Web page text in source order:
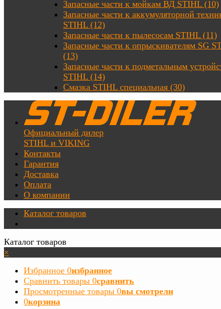
Запасные части к мойкам ВД STIHL (10)
Запасные части к аккумуляторной
STIHL (12)
Запасные части к пылесосам STIHL (11)
Запасные части к опрыскивателям SG
(13)
Запасные части к подметальным
STIHL (14)
Смазка STIHL специальная (30)
Официальный дилер
STIHL и VIKING
Контакты
Гарантия
Доставка
Оплата
О компании
Каталог товаров
Каталог товаров
×
Избранное 0избранное
Сравнить товары 0сравнить
Просмотренные товары 0вы смотрели
0корзина